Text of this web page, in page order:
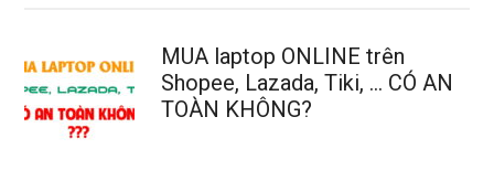
MUA laptop ONLINE trên
Shopee, Lazada, Tiki, … CÓ AN
TOÀN KHÔNG?